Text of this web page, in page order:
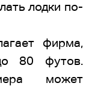
лодки по-
фирма,
80 футов.
может